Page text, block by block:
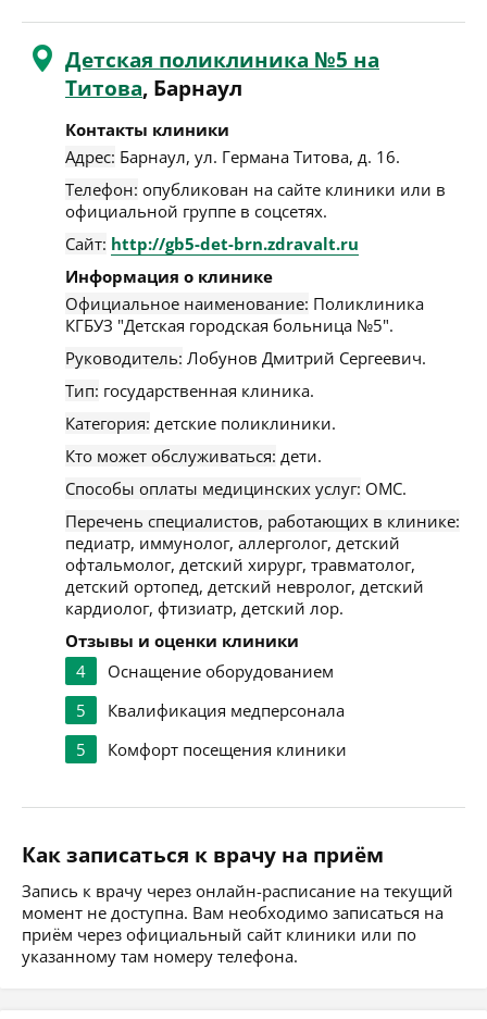
Детская поликлиника №5 на
Титова, Барнаул
Контакты клиники
Адрес: Барнаул, ул. Германа Титова, д. 16.
Телефон: опубликован на сайте клиники или в
официальной группе в соцсетях.
Сайт: http://gb5-det-brn.zdravalt.ru
Информация о клинике
Официальное наименование: Поликлиника
КГБУЗ "Детская городская больница №5".
Руководитель: Лобунов Дмитрий Сергеевич.
Тип: государственная клиника.
Категория: детские поликлиники.
Кто может обслуживаться: дети.
Способы оплаты медицинских услуг: ОМС.
Перечень специалистов, работающих в клинике:
педиатр, иммунолог, аллерголог, детский
офтальмолог, детский хирург, травматолог,
детский ортопед, детский невролог, детский
кардиолог, фтизиатр, детский лор.
Отзывы и оценки клиники
4
Оснащение оборудованием
5
Квалификация медперсонала
5
Комфорт посещения клиники
Как записаться к врачу на приём
Запись к врачу через онлайн-расписание на текущий
момент не доступна. Вам необходимо записаться на
приём через официальный сайт клиники или по
указанному там номеру телефона.